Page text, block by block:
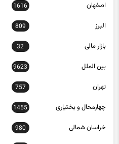
اصفهان 1616
البرز 809
بازار مالی 32
بین الملل 9623
تهران 757
چهارمحال و بختیاری 1455
خراسان شمالی 980